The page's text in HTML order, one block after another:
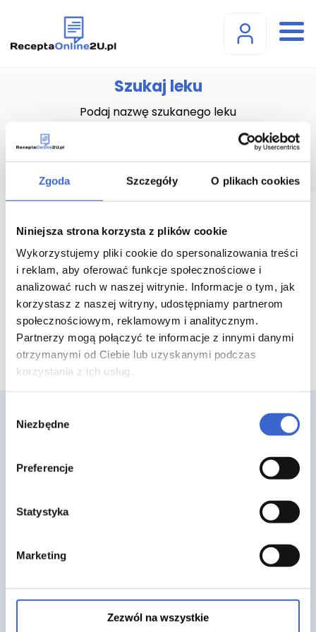
Zgoda Szczegóły O plikach cookies
Niniejsza strona korzysta z plików cookie
Wykorzystujemy pliki cookie do spersonalizowania treści
i reklam, aby oferować funkcje społecznościowe i
analizować ruch w naszej witrynie. Informacje o tym, jak
korzystasz z naszej witryny, udostępniamy partnerom
społecznościowym, reklamowym i analitycznym.
Partnerzy mogą połączyć te informacje z innymi danymi
otrzymanymi od Ciebie lub uzyskanymi podczas
korzystania z ich usług.
zgody
Niezbędne
Preferencje
Statystyka
Marketing
Zezwól na wszystkie
Szukaj leku
Podaj nazwę szukanego leku
Acetylsalicylic Acid Sandoz
tabletki dojelitowe (100 mg)
- 30 tabl.
Polityka prywatności